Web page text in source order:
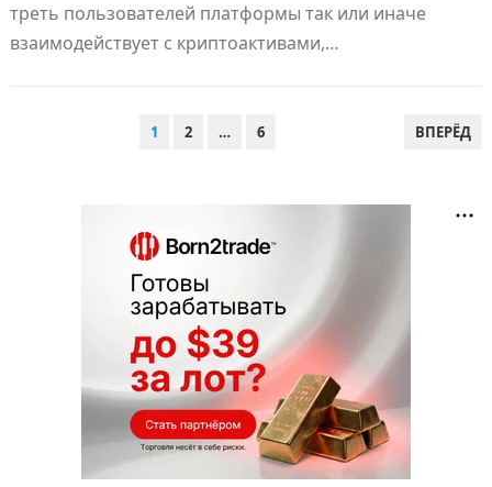
треть пользователей платформы так или иначе
взаимодействует с криптоактивами,…
1 2 … 6 ВПЕРЁД